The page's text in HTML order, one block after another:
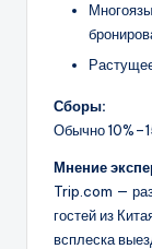
Сборы:
Обычно
Мнение
Trip.com —
гостей из
всплеска